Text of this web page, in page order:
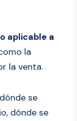
aplicable a
la
la venta.
se
dónde se